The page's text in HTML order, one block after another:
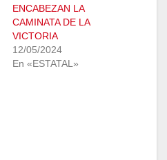
ENCABEZAN LA
CAMINATA DE LA
VICTORIA
12/05/2024
En «ESTATAL»